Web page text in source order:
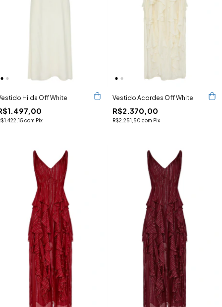
Hilda Off White
com Pix
Vestido Acordes Off White
R$2.370,00
R$2.251,50 com Pix